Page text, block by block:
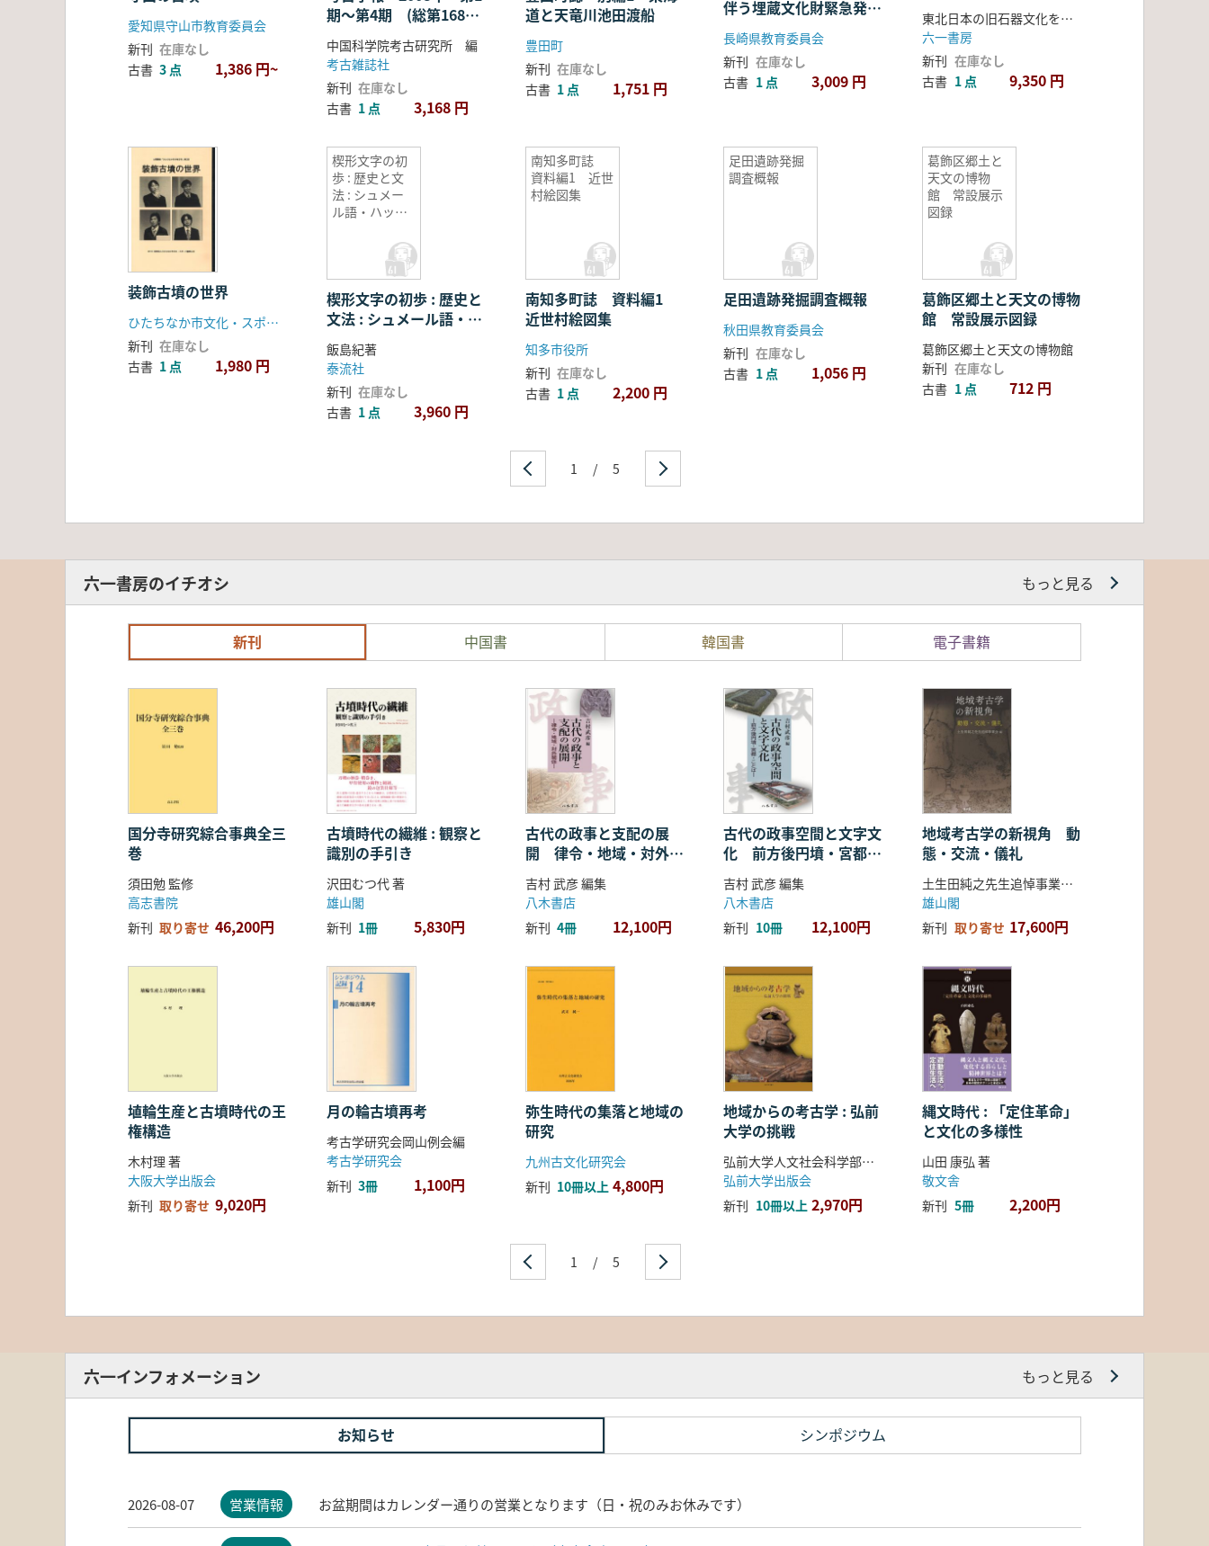
愛知県守山市教育委員会
新刊 在庫なし
古書 3 点 1,386 円~
期〜第4期 (総第168〜
171冊) 4冊セット
中国科学院考古研究所 編
考古雑誌社
新刊 在庫なし
古書 1 点 3,168 円
道と天竜川池田渡船
豊田町
新刊 在庫なし
古書 1 点 1,751 円
伴う埋蔵文化財緊急発掘
調査報告書2
長崎県教育委員会
新刊 在庫なし
古書 1 点 3,009 円
東北日本の旧石器文化を語る会 編
六一書房
新刊 在庫なし
古書 1 点 9,350 円
装飾古墳の世界
ひたちなか市文化・スポーツ振興公社
新刊 在庫なし
古書 1 点 1,980 円
楔形文字の初
歩 : 歴史と文
法 : シュメー
ル語・ハッチ
語・新アッシ
リア語・ウガ
リト語・ペル
シャ語
楔形文字の初歩 : 歴史と
文法 : シュメール語・ハ
ッチ語・アッカド語・新
アッシリア語・ウガリト
語・ペルシャ語
飯島紀著
泰流社
新刊 在庫なし
古書 1 点 3,960 円
南知多町誌
資料編1 近世
村絵図集
南知多町誌 資料編1
近世村絵図集
知多市役所
新刊 在庫なし
古書 1 点 2,200 円
足田遺跡発掘
調査概報
足田遺跡発掘調査概報
秋田県教育委員会
新刊 在庫なし
古書 1 点 1,056 円
葛飾区郷土と
天文の博物
館 常設展示
図録
葛飾区郷土と天文の博物
館 常設展示図録
葛飾区郷土と天文の博物館
新刊 在庫なし
古書 1 点 712 円
1 / 5
六一書房のイチオシ もっと見る
新刊 中国書 韓国書 電子書籍
国分寺研究綜合事典全三
巻
須田勉 監修
高志書院
新刊 取り寄せ 46,200円
古墳時代の繊維 : 観察と
識別の手引き
沢田むつ代 著
雄山閣
新刊 1冊 5,830円
古代の政事と支配の展
開 律令・地域・対外関
係
吉村 武彦 編集
八木書店
新刊 4冊 12,100円
古代の政事空間と文字文
化 前方後円墳・宮都・
ことば
吉村 武彦 編集
八木書店
新刊 10冊 12,100円
地域考古学の新視角 動
態・交流・儀礼
土生田純之先生追悼事業会 編
雄山閣
新刊 取り寄せ 17,600円
埴輪生産と古墳時代の王
権構造
木村理 著
大阪大学出版会
新刊 取り寄せ 9,020円
月の輪古墳再考
考古学研究会岡山例会編
考古学研究会
新刊 3冊 1,100円
弥生時代の集落と地域の
研究
九州古文化研究会
新刊 10冊以上 4,800円
地域からの考古学 : 弘前
大学の挑戦
弘前大学人文社会科学部北日本考古学研究センター 編
弘前大学出版会
新刊 10冊以上 2,970円
縄文時代 : 「定住革命」
と文化の多様性
山田 康弘 著
敬文舎
新刊 5冊 2,200円
1 / 5
六一インフォメーション もっと見る
お知らせ シンポジウム
2026-08-07 営業情報 お盆期間はカレンダー通りの営業となります（日・祝のみお休みです）